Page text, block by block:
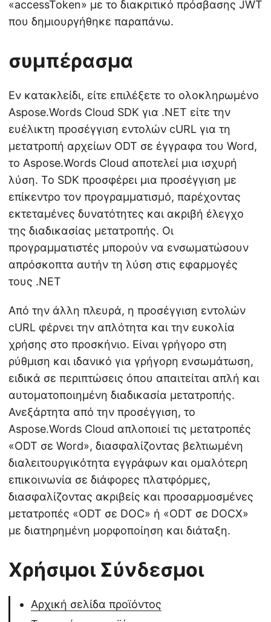
«accessToken» με το διακριτικό πρόσβασης JWT
που δημιουργήθηκε παραπάνω.
συμπέρασμα
Εν κατακλείδι, είτε επιλέξετε το ολοκληρωμένο
Aspose.Words Cloud SDK για .NET είτε την
ευέλικτη προσέγγιση εντολών cURL για τη
μετατροπή αρχείων ODT σε έγγραφα του Word,
το Aspose.Words Cloud αποτελεί μια ισχυρή
λύση. Το SDK προσφέρει μια προσέγγιση με
επίκεντρο τον προγραμματισμό, παρέχοντας
εκτεταμένες δυνατότητες και ακριβή έλεγχο
της διαδικασίας μετατροπής. Οι
προγραμματιστές μπορούν να ενσωματώσουν
απρόσκοπτα αυτήν τη λύση στις εφαρμογές
τους .NET
Από την άλλη πλευρά, η προσέγγιση εντολών
cURL φέρνει την απλότητα και την ευκολία
χρήσης στο προσκήνιο. Είναι γρήγορο στη
ρύθμιση και ιδανικό για γρήγορη ενσωμάτωση,
ειδικά σε περιπτώσεις όπου απαιτείται απλή και
αυτοματοποιημένη διαδικασία μετατροπής.
Ανεξάρτητα από την προσέγγιση, το
Aspose.Words Cloud απλοποιεί τις μετατροπές
«ODT σε Word», διασφαλίζοντας βελτιωμένη
διαλειτουργικότητα εγγράφων και ομαλότερη
επικοινωνία σε διάφορες πλατφόρμες,
διασφαλίζοντας ακριβείς και προσαρμοσμένες
μετατροπές «ODT σε DOC» ή «ODT σε DOCX»
με διατηρημένη μορφοποίηση και διάταξη.
Χρήσιμοι Σύνδεσμοι
Αρχική σελίδα προϊόντος